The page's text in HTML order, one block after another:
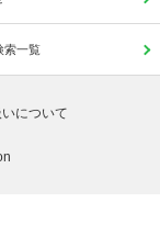
索一覧
について